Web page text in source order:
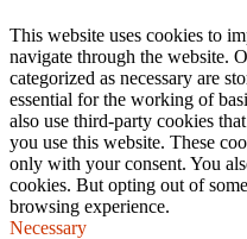
This website uses cookies to
navigate through the website.
categorized as necessary are
essential for the working of
also use third-party cookies
you use this website. These
only with your consent. You
cookies. But opting out of
browsing experience.
Necessary